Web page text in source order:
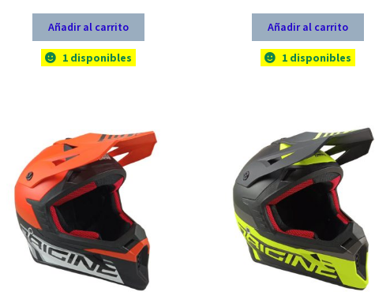
original
era:
$ 194.900.
es:
Añadir al carrito
1 disponibles
original
era:
$ 108.900.
es:
Añadir al carrito
1 disponibles